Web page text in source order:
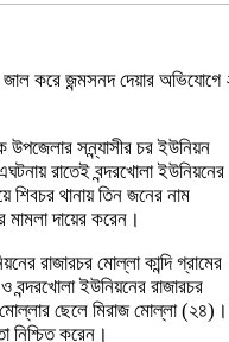
জাল করে জন্মসনদ দেয়ার অভিযোগে
উপজেলার সন্ন্যাসীর চর ইউনিয়ন
রাতেই বন্দরখোলা ইউনিয়নের
শিবচর থানায় তিন জনের নাম
দায়ের করেন।
রাজারচর মোল্লা কান্দি গ্রামের
ইউনিয়নের রাজারচর
মোল্লার ছেলে মিরাজ মোল্লা (২৪)।
নিশ্চিত করেন।